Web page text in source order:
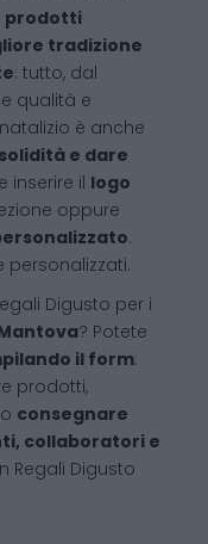
prodotti
tradizione
: tutto, dal
qualità e
è anche
e dare
inserire il logo
oppure
.
personalizzati.
Digusto per i
? Potete
il form:
prodotti,
consegnare
collaboratori e
Regali Digusto